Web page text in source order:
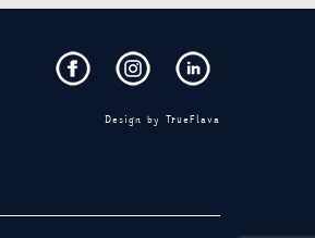
Design by TrueFlava